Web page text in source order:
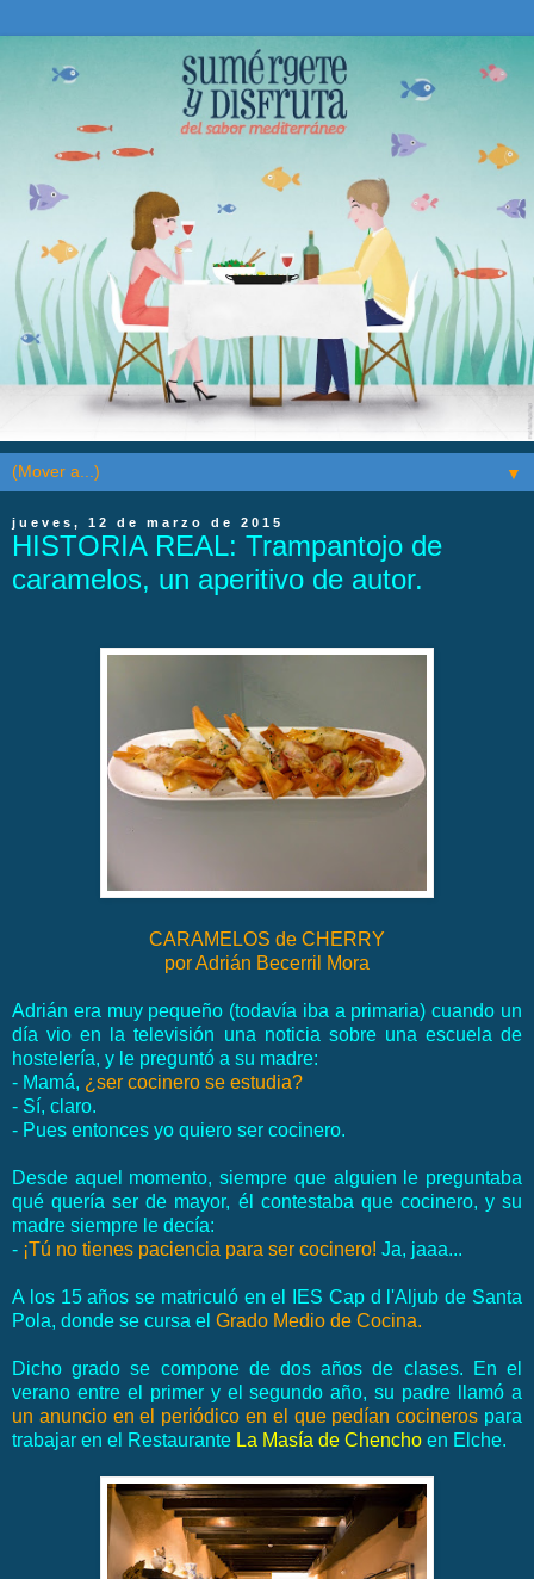
▼
jueves, 12 de marzo de 2015
HISTORIA REAL: Trampantojo de
caramelos, un aperitivo de autor.
CARAMELOS de CHERRY
por Adrián Becerril Mora
Adrián era muy pequeño (todavía iba a primaria) cuando un
día vio en la televisión una noticia sobre una escuela de
hostelería, y le preguntó a su madre:
- Mamá, ¿ser cocinero se estudia?
- Sí, claro.
- Pues entonces yo quiero ser cocinero.
Desde aquel momento, siempre que alguien le preguntaba
qué quería ser de mayor, él contestaba que cocinero, y su
madre siempre le decía:
- ¡Tú no tienes paciencia para ser cocinero! Ja, jaaa...
A los 15 años se matriculó en el IES Cap d l'Aljub de Santa
Pola, donde se cursa el Grado Medio de Cocina.
Dicho grado se compone de dos años de clases. En el
verano entre el primer y el segundo año, su padre llamó a
un anuncio en el periódico en el que pedían cocineros para
trabajar en el Restaurante La Masía de Chencho en Elche.